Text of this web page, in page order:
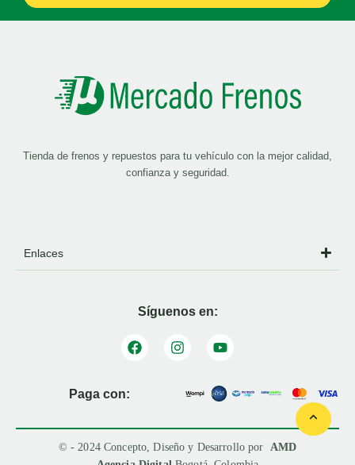
Tienda de frenos y repuestos para tu vehículo con la mejor calidad,
confianza y seguridad.
Enlaces
Síguenos en:
Paga con:
© - 2024 Concepto, Diseño y Desarrollo por AMD